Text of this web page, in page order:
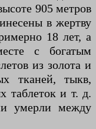
905 метров
в жертву
18 лет, а
с богатым
из золота и
тканей, тыкв,
таблеток и т. д.
умерли между